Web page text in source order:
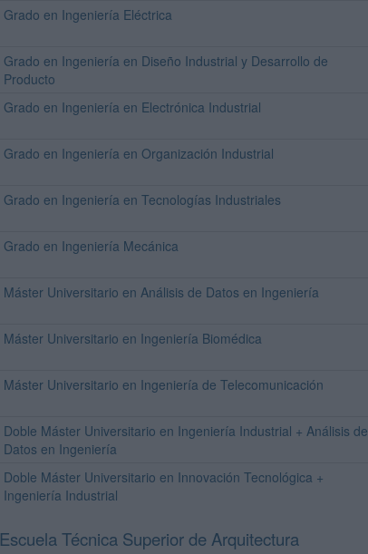
Grado en Ingeniería Eléctrica
Grado en Ingeniería en Diseño Industrial y Desarrollo de
Producto
Grado en Ingeniería en Electrónica Industrial
Grado en Ingeniería en Organización Industrial
Grado en Ingeniería en Tecnologías Industriales
Grado en Ingeniería Mecánica
Máster Universitario en Análisis de Datos en Ingeniería
Máster Universitario en Ingeniería Biomédica
Máster Universitario en Ingeniería de Telecomunicación
Doble Máster Universitario en Ingeniería Industrial + Análisis de
Datos en Ingeniería
Doble Máster Universitario en Innovación Tecnológica +
Ingeniería Industrial
Escuela Técnica Superior de Arquitectura